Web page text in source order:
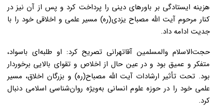
هزینه ایستادگی بر باورهای دینی را پرداخت کرد و پس از آن نیز در
کنار مرحوم آیت الله مصباح یزدی(ره) مسیر علمی و اخلاقی خود را با
جدیت ادامه داد.
حجت‌الاسلام والمسلمین آقاتهرانی تصریح کرد: او طلبه‌ای باسواد،
متفکر و عمیق بود و در عین حال از اخلاص و تقوای بالایی برخوردار
بود. تحت تأثیر ارشادات آیت الله مصباح(ره) و بزرگان اخلاق، مسیر
علمی خود را در حوزه علوم انسانی به‌ویژه روان‌شناسی اسلامی دنبال
کرد.